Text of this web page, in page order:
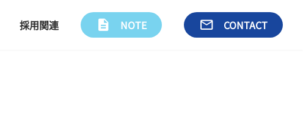
採用関連 description NOTE email CONTACT